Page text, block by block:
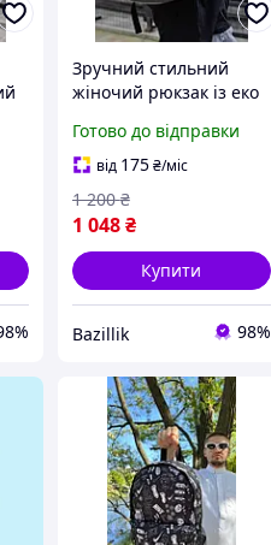
Зручний стильний
жіночий рюкзак із еко
Готово до відправки
від 175 ₴/міс
1 048 ₴
1 200 ₴
Купити
Bazillik 98%